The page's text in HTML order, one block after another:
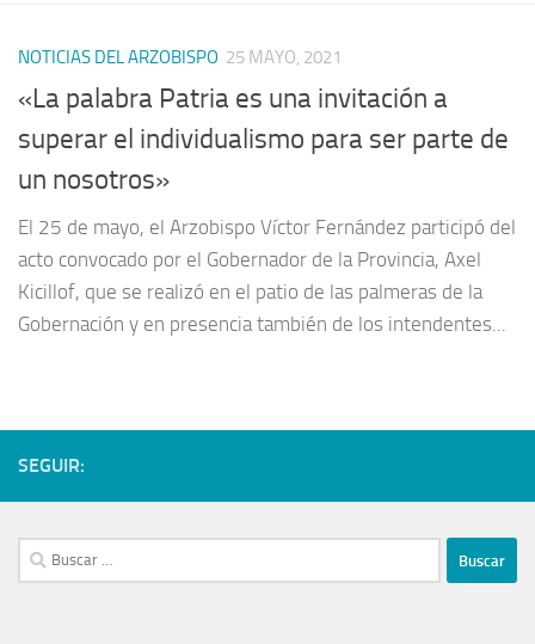
NOTICIAS DEL ARZOBISPO 25 MAYO, 2021
«La palabra Patria es una invitación a
superar el individualismo para ser parte de
un nosotros»
El 25 de mayo, el Arzobispo Víctor Fernández participó del
acto convocado por el Gobernador de la Provincia, Axel
Kicillof, que se realizó en el patio de las palmeras de la
Gobernación y en presencia también de los intendentes...
SEGUIR: